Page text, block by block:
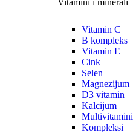
Vitamini i minerali
Vitamin C
B kompleks
Vitamin E
Cink
Selen
Magnezijum
D3 vitamin
Kalcijum
Multivitamini
Kompleksi